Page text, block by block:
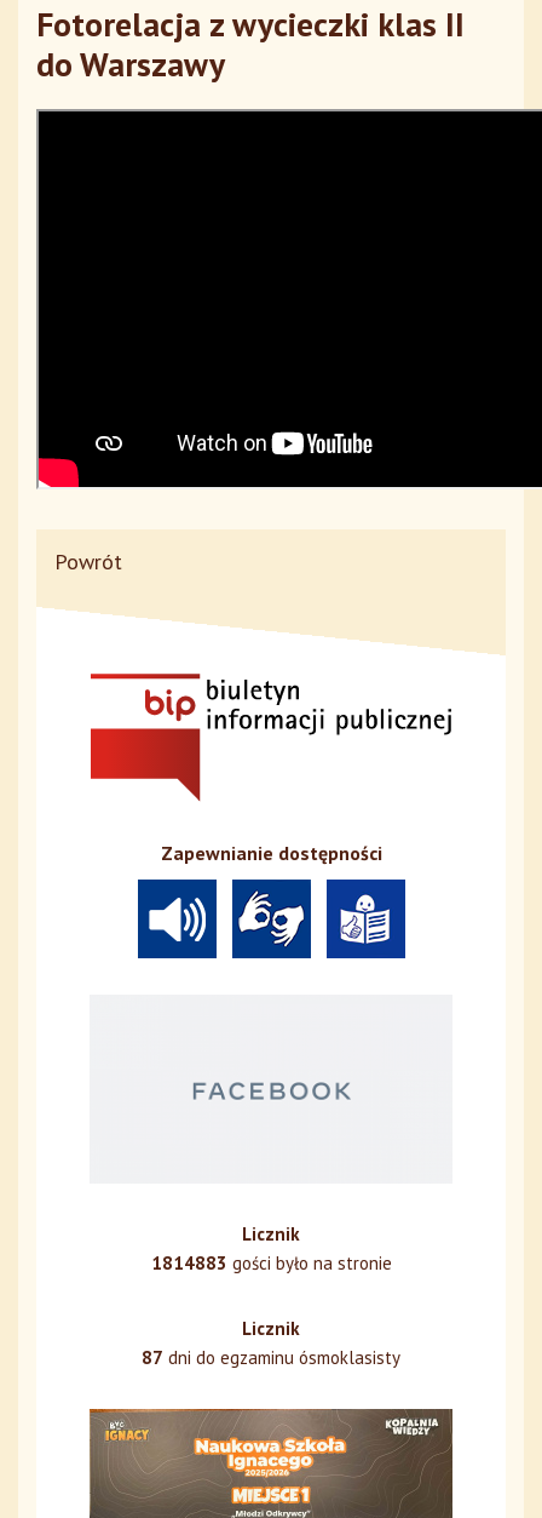
Fotorelacja z wycieczki klas II
do Warszawy
Powrót
Zapewnianie dostępności
Licznik
1814883 gości było na stronie
Licznik
87 dni do egzaminu ósmoklasisty